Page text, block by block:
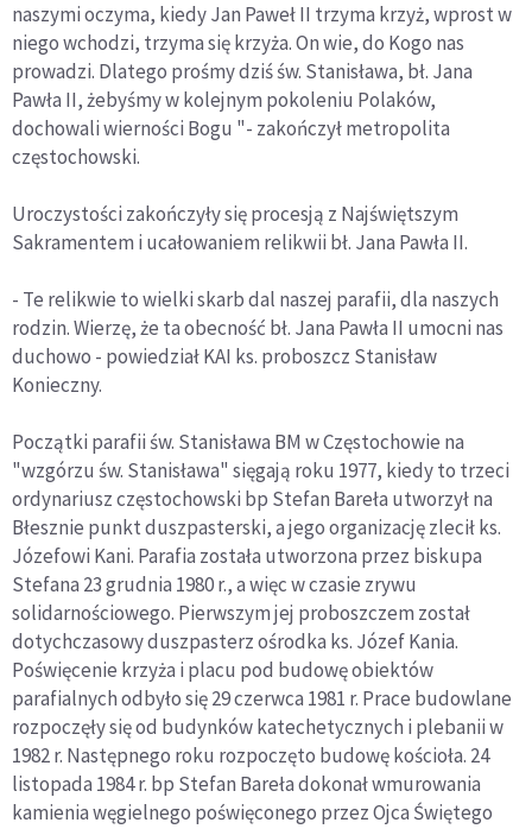
naszymi oczyma, kiedy Jan Paweł II trzyma krzyż, wprost w
niego wchodzi, trzyma się krzyża. On wie, do Kogo nas
prowadzi. Dlatego prośmy dziś św. Stanisława, bł. Jana
Pawła II, żebyśmy w kolejnym pokoleniu Polaków,
dochowali wierności Bogu "- zakończył metropolita
częstochowski.
Uroczystości zakończyły się procesją z Najświętszym
Sakramentem i ucałowaniem relikwii bł. Jana Pawła II.
- Te relikwie to wielki skarb dal naszej parafii, dla naszych
rodzin. Wierzę, że ta obecność bł. Jana Pawła II umocni nas
duchowo - powiedział KAI ks. proboszcz Stanisław
Konieczny.
Początki parafii św. Stanisława BM w Częstochowie na
"wzgórzu św. Stanisława" sięgają roku 1977, kiedy to trzeci
ordynariusz częstochowski bp Stefan Bareła utworzył na
Błesznie punkt duszpasterski, a jego organizację zlecił ks.
Józefowi Kani. Parafia została utworzona przez biskupa
Stefana 23 grudnia 1980 r., a więc w czasie zrywu
solidarnościowego. Pierwszym jej proboszczem został
dotychczasowy duszpasterz ośrodka ks. Józef Kania.
Poświęcenie krzyża i placu pod budowę obiektów
parafialnych odbyło się 29 czerwca 1981 r. Prace budowlane
rozpoczęły się od budynków katechetycznych i plebanii w
1982 r. Następnego roku rozpoczęto budowę kościoła. 24
listopada 1984 r. bp Stefan Bareła dokonał wmurowania
kamienia węgielnego poświęconego przez Ojca Świętego